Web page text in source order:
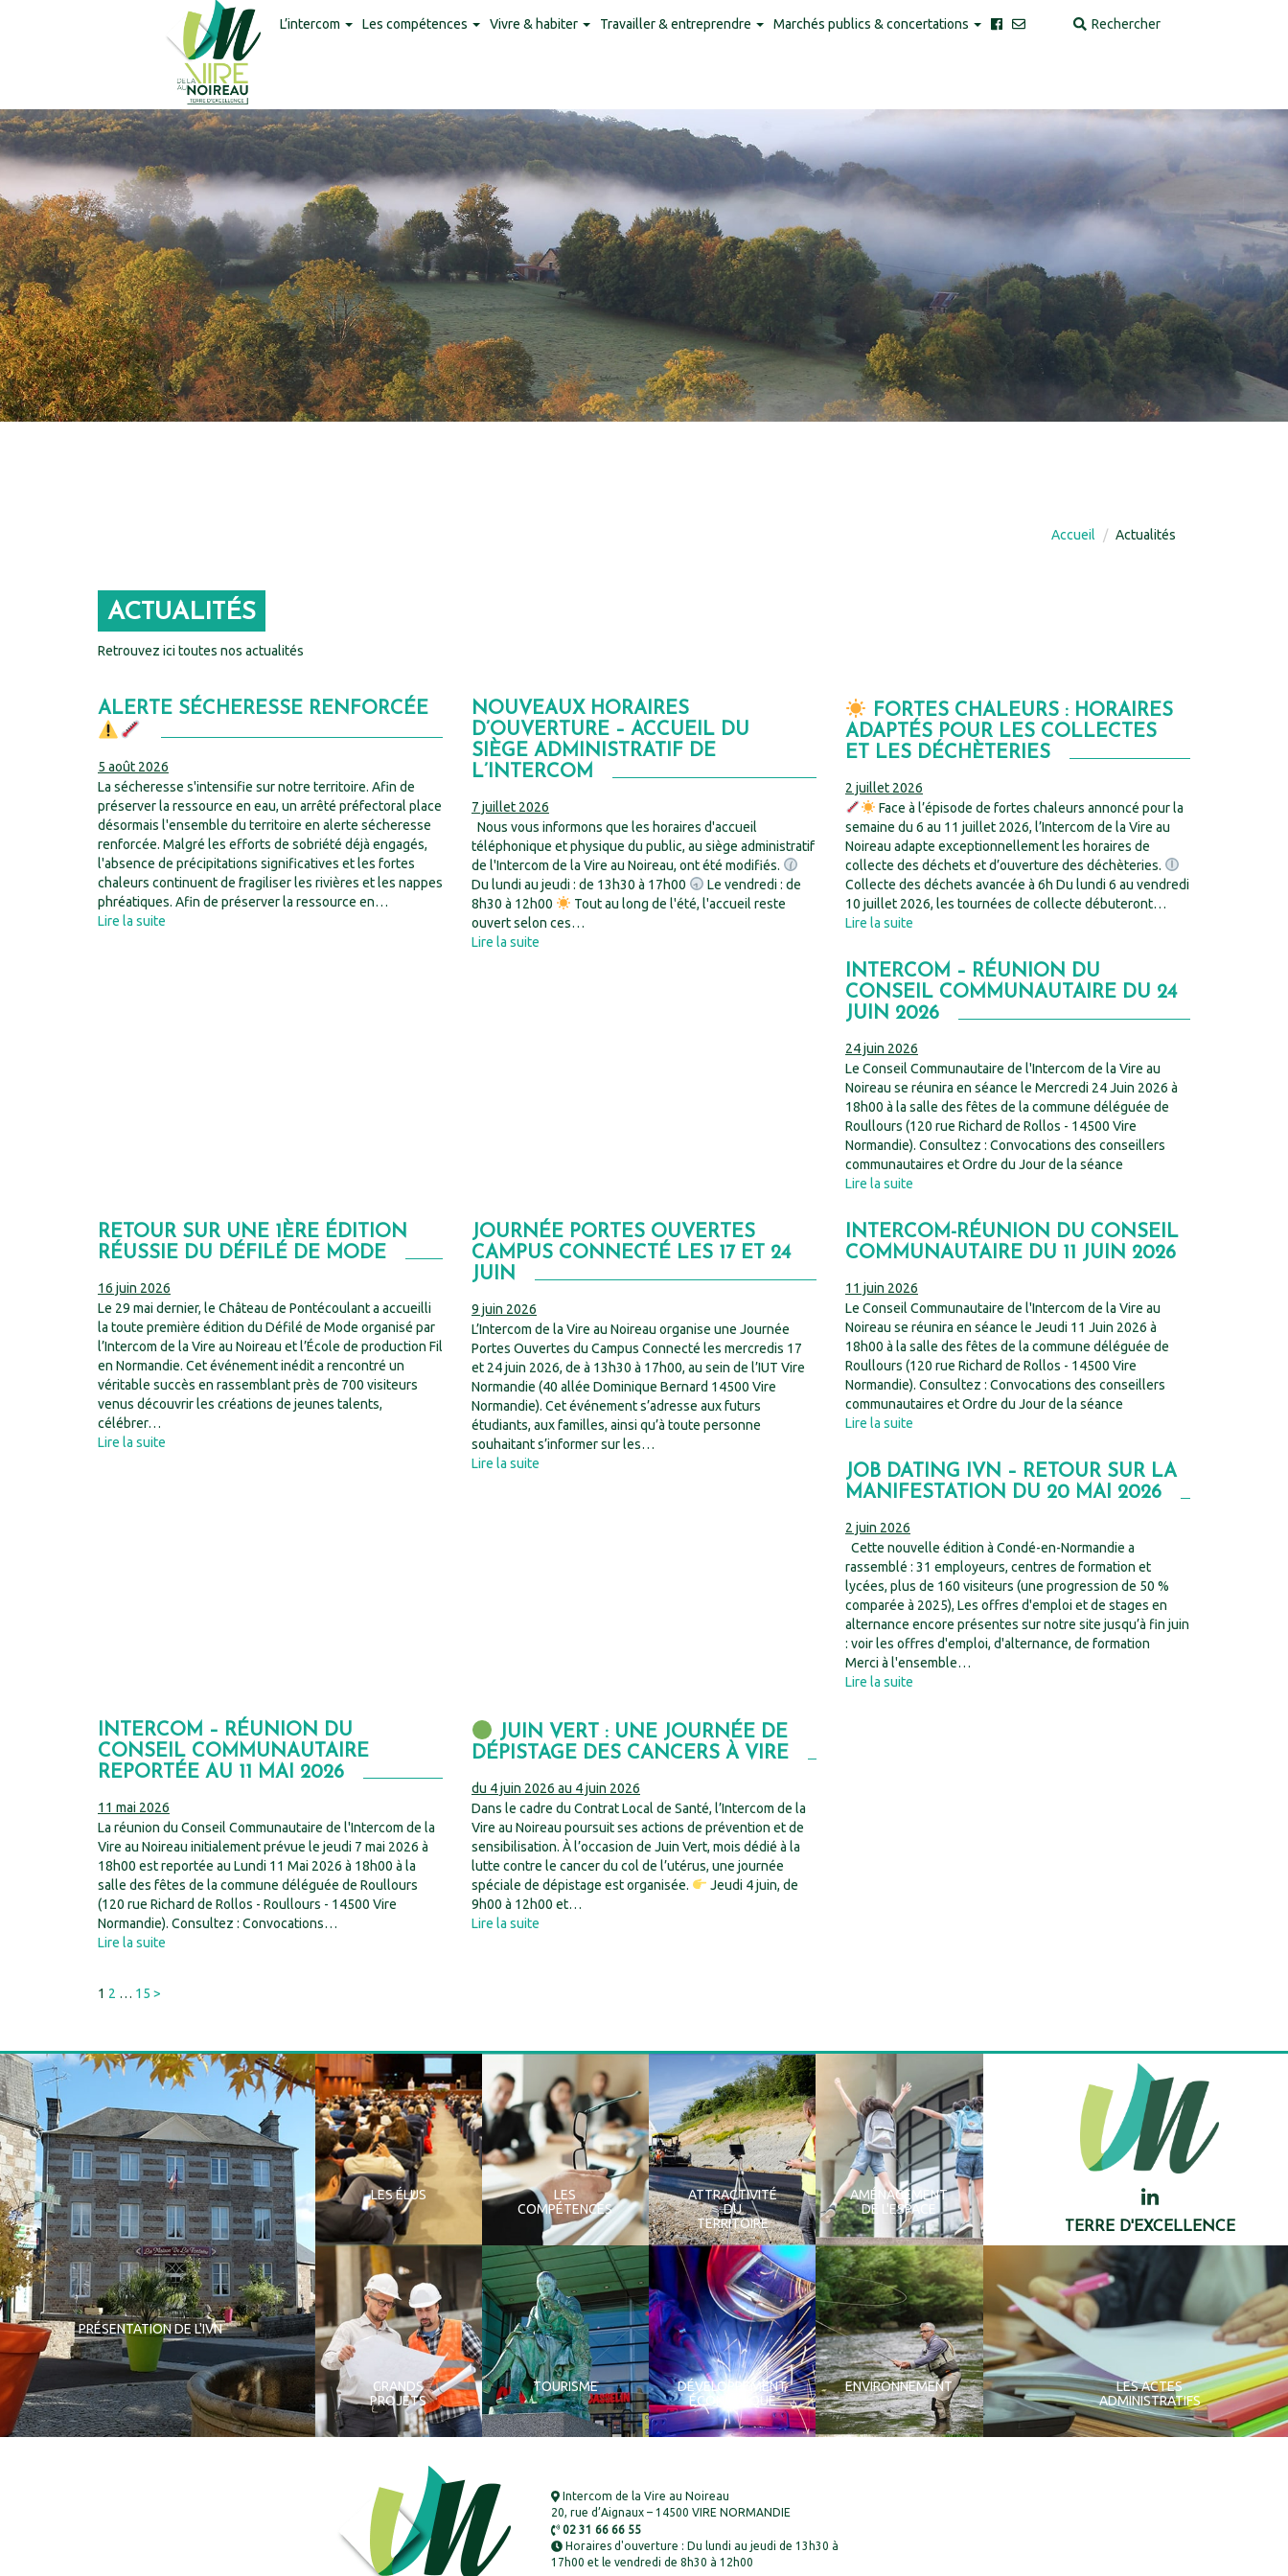
L’intercom Les compétences Vivre & habiter Travailler & entreprendre Marchés publics & concertations
Accueil Actualités
ACTUALITÉS
Retrouvez ici toutes nos actualités
ALERTE SÉCHERESSE RENFORCÉE
5 août 2026
La sécheresse s'intensifie sur notre territoire. Afin de
préserver la ressource en eau, un arrêté préfectoral place
désormais l'ensemble du territoire en alerte sécheresse
renforcée. Malgré les efforts de sobriété déjà engagés,
l'absence de précipitations significatives et les fortes
chaleurs continuent de fragiliser les rivières et les nappes
phréatiques. Afin de préserver la ressource en…
Lire la suite
NOUVEAUX HORAIRES
D’OUVERTURE – ACCUEIL DU
SIÈGE ADMINISTRATIF DE
L’INTERCOM
7 juillet 2026
Nous vous informons que les horaires d'accueil
téléphonique et physique du public, au siège administratif
de l'Intercom de la Vire au Noireau, ont été modifiés.
Du lundi au jeudi : de 13h30 à 17h00
Le vendredi : de
8h30 à 12h00
Tout au long de l'été, l'accueil reste
ouvert selon ces…
Lire la suite
FORTES CHALEURS : HORAIRES
ADAPTÉS POUR LES COLLECTES
ET LES DÉCHÈTERIES
2 juillet 2026
Face à l’épisode de fortes chaleurs annoncé pour la
semaine du 6 au 11 juillet 2026, l’Intercom de la Vire au
Noireau adapte exceptionnellement les horaires de
collecte des déchets et d’ouverture des déchèteries.
Collecte des déchets avancée à 6h Du lundi 6 au vendredi
10 juillet 2026, les tournées de collecte débuteront…
Lire la suite
INTERCOM – RÉUNION DU
CONSEIL COMMUNAUTAIRE DU 24
JUIN 2026
24 juin 2026
Le Conseil Communautaire de l'Intercom de la Vire au
Noireau se réunira en séance le Mercredi 24 Juin 2026 à
18h00 à la salle des fêtes de la commune déléguée de
Roullours (120 rue Richard de Rollos - 14500 Vire
Normandie). Consultez : Convocations des conseillers
communautaires et Ordre du Jour de la séance
Lire la suite
RETOUR SUR UNE 1ÈRE ÉDITION
RÉUSSIE DU DÉFILÉ DE MODE
16 juin 2026
Le 29 mai dernier, le Château de Pontécoulant a accueilli
la toute première édition du Défilé de Mode organisé par
l’Intercom de la Vire au Noireau et l’École de production Fil
en Normandie. Cet événement inédit a rencontré un
véritable succès en rassemblant près de 700 visiteurs
venus découvrir les créations de jeunes talents,
célébrer…
Lire la suite
JOURNÉE PORTES OUVERTES
CAMPUS CONNECTÉ LES 17 ET 24
JUIN
9 juin 2026
L’Intercom de la Vire au Noireau organise une Journée
Portes Ouvertes du Campus Connecté les mercredis 17
et 24 juin 2026, de à 13h30 à 17h00, au sein de l’IUT Vire
Normandie (40 allée Dominique Bernard 14500 Vire
Normandie). Cet événement s’adresse aux futurs
étudiants, aux familles, ainsi qu’à toute personne
souhaitant s’informer sur les…
Lire la suite
INTERCOM-RÉUNION DU CONSEIL
COMMUNAUTAIRE DU 11 JUIN 2026
11 juin 2026
Le Conseil Communautaire de l'Intercom de la Vire au
Noireau se réunira en séance le Jeudi 11 Juin 2026 à
18h00 à la salle des fêtes de la commune déléguée de
Roullours (120 rue Richard de Rollos - 14500 Vire
Normandie). Consultez : Convocations des conseillers
communautaires et Ordre du Jour de la séance
Lire la suite
JOB DATING IVN – RETOUR SUR LA
MANIFESTATION DU 20 MAI 2026
2 juin 2026
Cette nouvelle édition à Condé-en-Normandie a
rassemblé : 31 employeurs, centres de formation et
lycées, plus de 160 visiteurs (une progression de 50 %
comparée à 2025), Les offres d'emploi et de stages en
alternance encore présentes sur notre site jusqu’à fin juin
: voir les offres d'emploi, d'alternance, de formation
Merci à l'ensemble…
Lire la suite
INTERCOM – RÉUNION DU
CONSEIL COMMUNAUTAIRE
REPORTÉE AU 11 MAI 2026
11 mai 2026
La réunion du Conseil Communautaire de l'Intercom de la
Vire au Noireau initialement prévue le jeudi 7 mai 2026 à
18h00 est reportée au Lundi 11 Mai 2026 à 18h00 à la
salle des fêtes de la commune déléguée de Roullours
(120 rue Richard de Rollos - Roullours - 14500 Vire
Normandie). Consultez : Convocations…
Lire la suite
JUIN VERT : UNE JOURNÉE DE
DÉPISTAGE DES CANCERS À VIRE
du 4 juin 2026 au 4 juin 2026
Dans le cadre du Contrat Local de Santé, l’Intercom de la
Vire au Noireau poursuit ses actions de prévention et de
sensibilisation. À l’occasion de Juin Vert, mois dédié à la
lutte contre le cancer du col de l’utérus, une journée
spéciale de dépistage est organisée.
Jeudi 4 juin, de
9h00 à 12h00 et…
Lire la suite
PAGINATION
1 2 … 15 Next
>
PRÉSENTATION DE L'IVN
LES ÉLUS
LES
COMPÉTENCES
ATTRACTIVITÉ
DU
TERRITOIRE
AMÉNAGEMENT
DE L'ESPACE
TERRE D'EXCELLENCE
GRANDS
PROJETS
TOURISME
DÉVELOPPEMENT
ÉCONOMIQUE
ENVIRONNEMENT
LES ACTES
ADMINISTRATIFS
Intercom de la Vire au Noireau
20, rue d’Aignaux – 14500 VIRE NORMANDIE
02 31 66 66 55
Horaires d'ouverture : Du lundi au jeudi de 13h30 à
17h00 et le vendredi de 8h30 à 12h00
Panneau de gestion des cookies